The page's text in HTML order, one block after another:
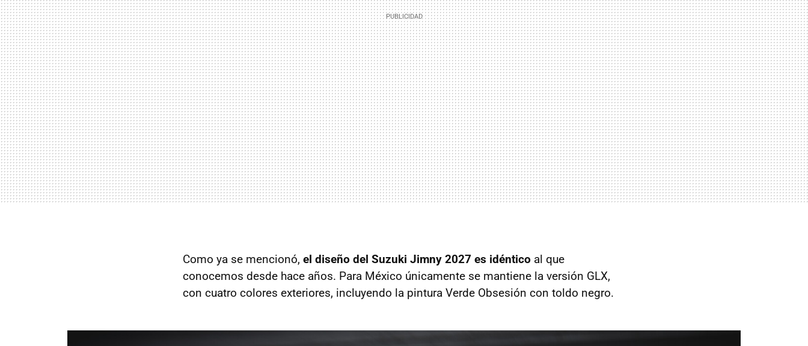
Como ya se mencionó, el diseño del Suzuki Jimny 2027 es idéntico al que
conocemos desde hace años. Para México únicamente se mantiene la versión GLX,
con cuatro colores exteriores, incluyendo la pintura Verde Obsesión con toldo negro.